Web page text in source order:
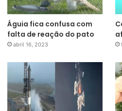
Águia fica confusa com
falta de reação do pato
abril 16, 2023